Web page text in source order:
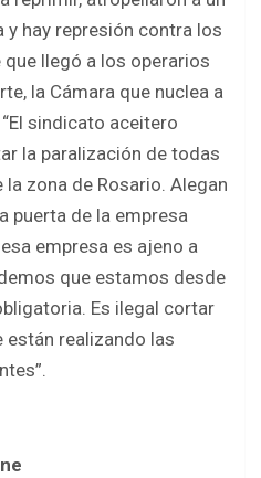
y hay represión contra los
llegó a los operarios
la Cámara que nuclea a
sindicato aceitero
la paralización de todas
zona de Rosario. Alegan
puerta de la empresa
empresa es ajeno a
que estamos desde
Es ilegal cortar
están realizando las